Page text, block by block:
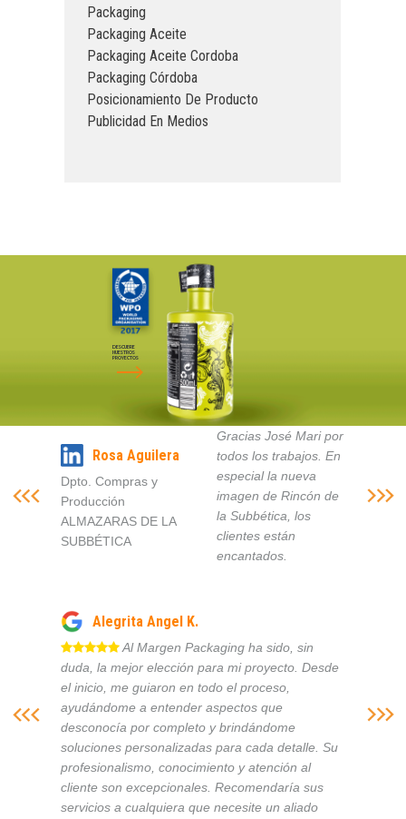
Packaging
Packaging Aceite
Packaging Aceite Cordoba
Packaging Córdoba
Posicionamiento De Producto
Publicidad En Medios
DESCUBRE
NUESTROS
PROYECTOS
Rosa Aguilera
Dpto. Compras y
Producción
ALMAZARAS DE LA
SUBBÉTICA
Gracias José Mari por
todos los trabajos. En
especial la nueva
imagen de Rincón de
la Subbética, los
clientes están
encantados.
Alegrita Angel K.
Al Margen Packaging ha sido, sin
duda, la mejor elección para mi proyecto. Desde
el inicio, me guiaron en todo el proceso,
ayudándome a entender aspectos que
desconocía por completo y brindándome
soluciones personalizadas para cada detalle. Su
profesionalismo, conocimiento y atención al
cliente son excepcionales. Recomendaría sus
servicios a cualquiera que necesite un aliado